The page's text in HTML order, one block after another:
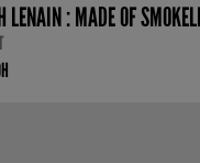
LENAIN : MADE OF